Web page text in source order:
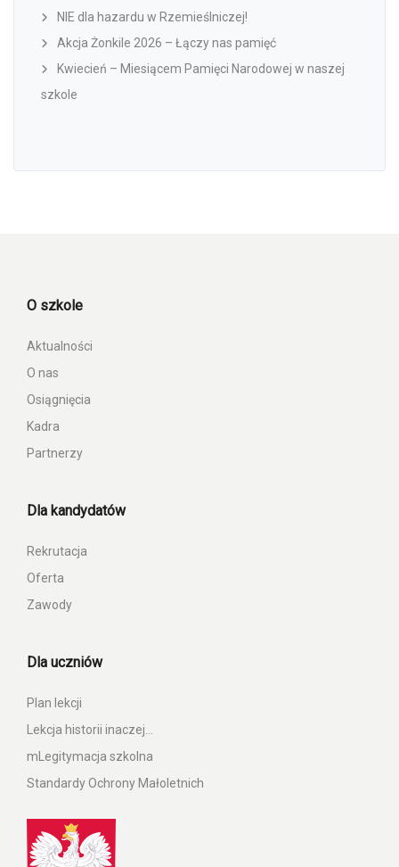
NIE dla hazardu w Rzemieślniczej!
Akcja Żonkile 2026 – Łączy nas pamięć
Kwiecień – Miesiącem Pamięci Narodowej w naszej
szkole
O szkole
Aktualności
O nas
Osiągnięcia
Kadra
Partnerzy
Dla kandydatów
Rekrutacja
Oferta
Zawody
Dla uczniów
Plan lekcji
Lekcja historii inaczej…
mLegitymacja szkolna
Standardy Ochrony Małoletnich